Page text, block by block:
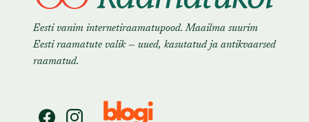
Eesti vanim internetiraamatupood. Maailma suurim
Eesti raamatute valik — uued, kasutatud ja antikvaarsed
raamatud.